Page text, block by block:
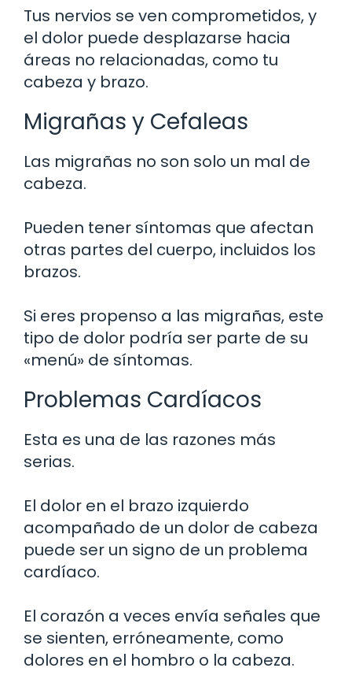
Tus nervios se ven comprometidos, y
el dolor puede desplazarse hacia
áreas no relacionadas, como tu
cabeza y brazo.
Migrañas y Cefaleas
Las migrañas no son solo un mal de
cabeza.
Pueden tener síntomas que afectan
otras partes del cuerpo, incluidos los
brazos.
Si eres propenso a las migrañas, este
tipo de dolor podría ser parte de su
«menú» de síntomas.
Problemas Cardíacos
Esta es una de las razones más
serias.
El dolor en el brazo izquierdo
acompañado de un dolor de cabeza
puede ser un signo de un problema
cardíaco.
El corazón a veces envía señales que
se sienten, erróneamente, como
dolores en el hombro o la cabeza.